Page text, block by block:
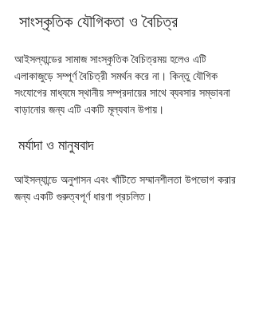
সাংস্কৃতিক যৌগিকতা ও বৈচিত্র
আইসল্যান্ডের সামাজ সাংস্কৃতিক বৈচিত্রময় হলেও এটি
এলাকাজুড়ে সম্পূর্ণ বৈচিত্রী সমর্থন করে না। কিন্তু যৌগিক
সংযোগের মাধ্যমে স্থানীয় সম্প্রদায়ের সাথে ব্যবসার সম্ভাবনা
বাড়ানোর জন্য এটি একটি মূল্যবান উপায়।
মর্যাদা ও মানুষবাদ
আইসল্যান্ডে অনুশাসন এবং খাঁটিতে সম্মানশীলতা উপভোগ করার
জন্য একটি গুরুত্বপূর্ণ ধারণা প্রচলিত।